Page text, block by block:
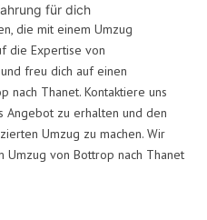
für dich
die mit einem Umzug
die Expertise von
freu dich auf einen
nach Thanet. Kontaktiere uns
Angebot zu erhalten und den
Umzug zu machen. Wir
von Bottrop nach Thanet